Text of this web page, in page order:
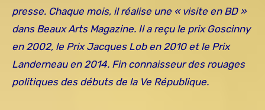
presse. Chaque mois, il réalise une « visite en BD »
dans Beaux Arts Magazine. Il a reçu le prix Goscinny
en 2002, le Prix Jacques Lob en 2010 et le Prix
Landerneau en 2014. Fin connaisseur des rouages
politiques des débuts de la Ve République.